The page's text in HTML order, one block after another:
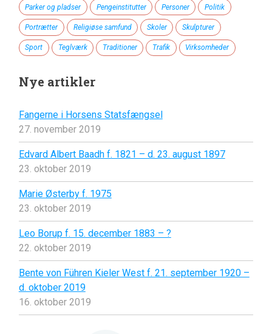
Parker og pladser Pengeinstitutter Personer Politik
Portrætter Religiøse samfund Skoler Skulpturer
Sport Teglværk Traditioner Trafik Virksomheder
Nye artikler
Fangerne i Horsens Statsfængsel
27. november 2019
Edvard Albert Baadh f. 1821 – d. 23. august 1897
23. oktober 2019
Marie Østerby f. 1975
23. oktober 2019
Leo Borup f. 15. december 1883 – ?
22. oktober 2019
Bente von Führen Kieler West f. 21. september 1920 –
d. oktober 2019
16. oktober 2019